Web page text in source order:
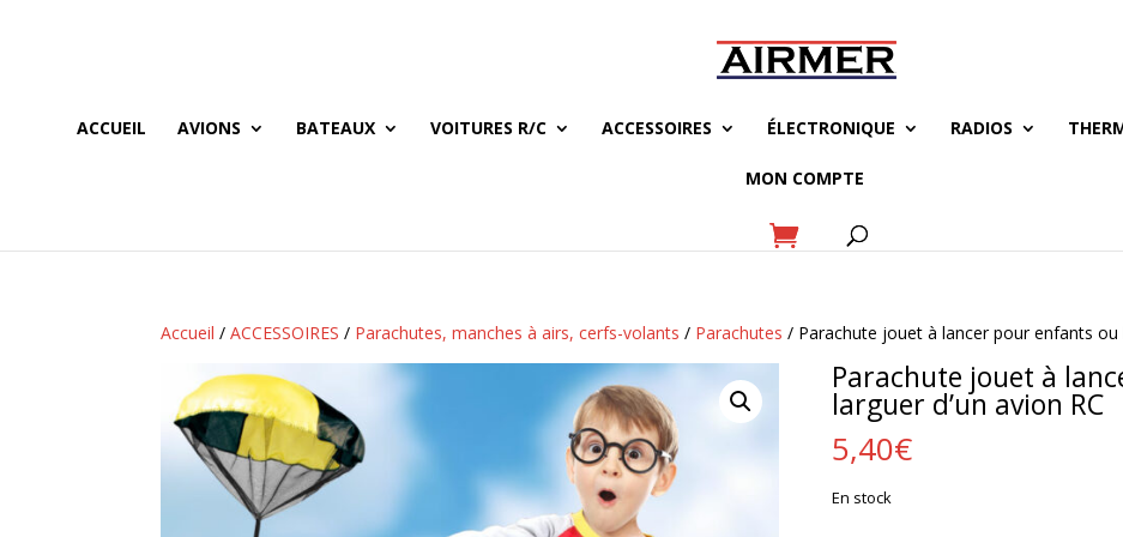
ACCUEIL AVIONS BATEAUX VOITURES R/C ACCESSOIRES ÉLECTRONIQUE RADIOS
MON COMPTE
Accueil /ACCESSOIRES / Parachutes, manches à airs, cerfs-volants / Parachutes / Parachute jouet à lancer pour enfants ou
Parachute jouet à
larguer d’un avion RC
5,40€
En stock